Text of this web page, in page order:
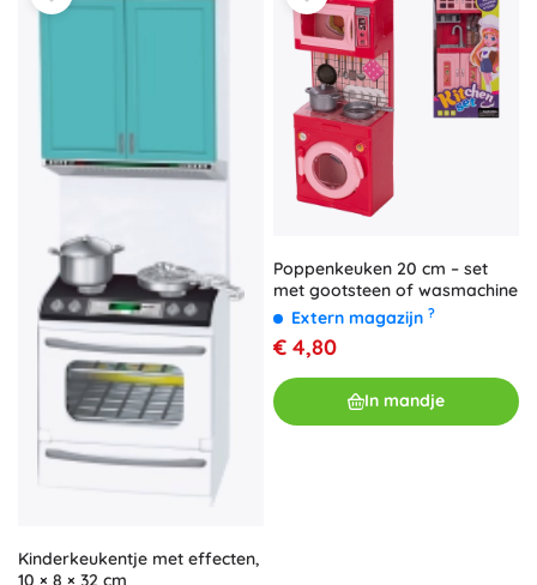
Kinderkeukentje met effecten,
10 × 8 × 32 cm
Poppenkeuken 20 cm – set
met gootsteen of wasmachine
Extern magazijn ?
€ 4,80
In mandje